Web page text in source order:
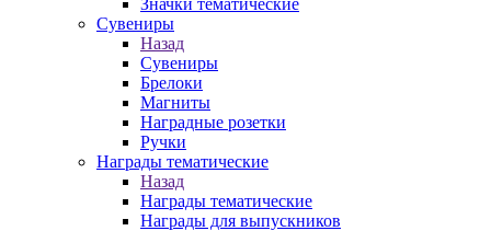
Значки тематические
Сувениры
Назад
Сувениры
Брелоки
Магниты
Наградные розетки
Ручки
Награды тематические
Назад
Награды тематические
Награды для выпускников